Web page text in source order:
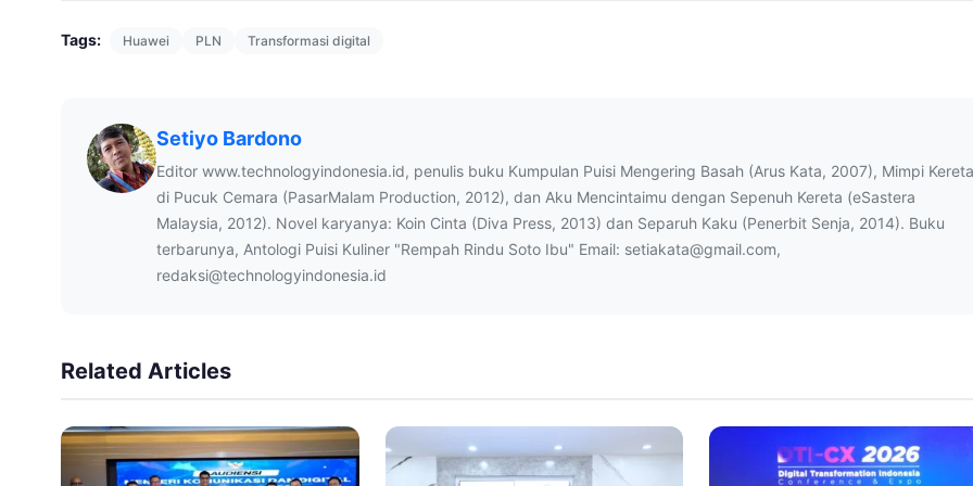
Tags: Huawei PLN Transformasi digital
Setiyo Bardono
Editor www.technologyindonesia.id, penulis buku Kumpulan Puisi Mengering Basah (Arus Kata, 2007), Mimpi Kereta
di Pucuk Cemara (PasarMalam Production, 2012), dan Aku Mencintaimu dengan Sepenuh Kereta (eSastera
Malaysia, 2012). Novel karyanya: Koin Cinta (Diva Press, 2013) dan Separuh Kaku (Penerbit Senja, 2014). Buku
terbarunya, Antologi Puisi Kuliner "Rempah Rindu Soto Ibu" Email: setiakata@gmail.com,
redaksi@technologyindonesia.id
Related Articles